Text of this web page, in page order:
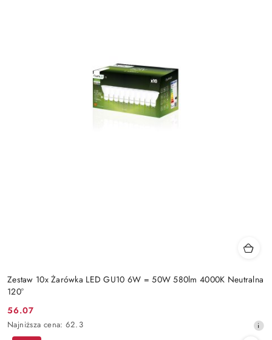
Zestaw 10x Żarówka LED GU10 6W = 50W 580lm 4000K Neutralna
120°
Cena
promocyjna:
56.07
Najniższa
cena
Najniższa cena: 62.3